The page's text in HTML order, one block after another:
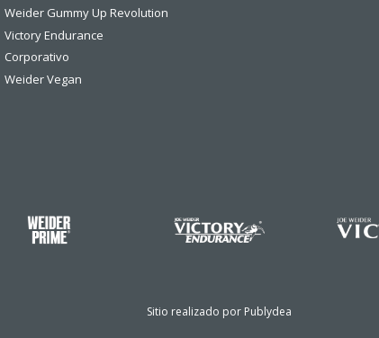
Weider Gummy Up Revolution
Victory Endurance
Corporativo
Weider Vegan
Sitio realizado por Publydea